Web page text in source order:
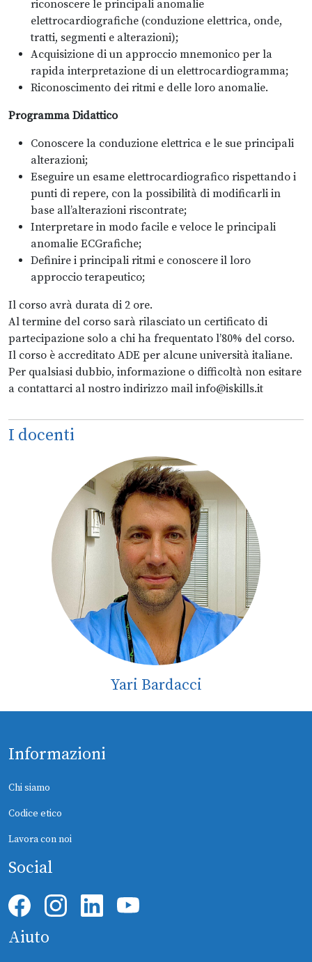
riconoscere le principali anomalie
elettrocardiografiche (conduzione elettrica, onde,
tratti, segmenti e alterazioni);
Acquisizione di un approccio mnemonico per la
rapida interpretazione di un elettrocardiogramma;
Riconoscimento dei ritmi e delle loro anomalie.
Programma Didattico
Conoscere la conduzione elettrica e le sue principali
alterazioni;
Eseguire un esame elettrocardiografico rispettando i
punti di repere, con la possibilità di modificarli in
base all’alterazioni riscontrate;
Interpretare in modo facile e veloce le principali
anomalie ECGrafiche;
Definire i principali ritmi e conoscere il loro
approccio terapeutico;
Il corso avrà durata di 2 ore.
Al termine del corso sarà rilasciato un certificato di
partecipazione solo a chi ha frequentato l’80% del corso.
Il corso è accreditato ADE per alcune università italiane.
Per qualsiasi dubbio, informazione o difficoltà non esitare
a contattarci al nostro indirizzo mail info@iskills.it
I docenti
Yari Bardacci
Informazioni
Chi siamo
Codice etico
Lavora con noi
Social
Aiuto